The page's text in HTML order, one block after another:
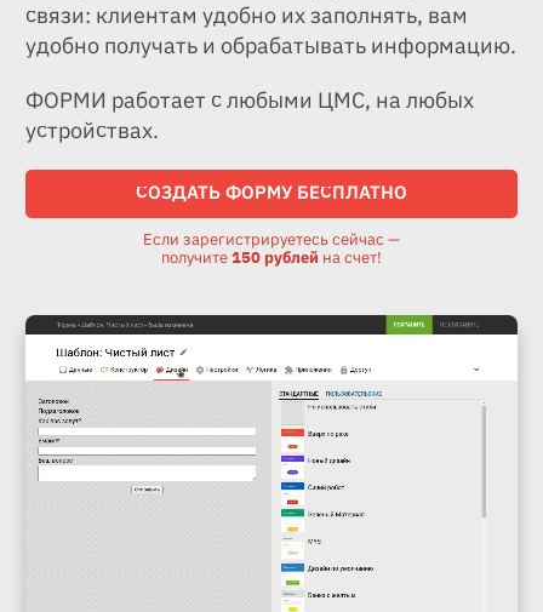
связи: клиентам удобно их заполнять, вам
удобно получать и обрабатывать информацию.
ФОРМИ работает с любыми ЦМС, на любых
устройствах.
СОЗДАТЬ ФОРМУ БЕСПЛАТНО
Если зарегистрируетесь сейчас —
получите150 рублей на счет!